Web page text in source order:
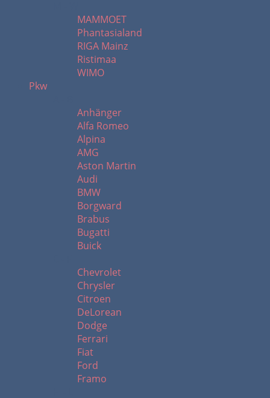
MAMMOET
Phantasialand
RIGA Mainz
Ristimaa
WIMO
Pkw
Anhänger
Alfa Romeo
Alpina
AMG
Aston Martin
Audi
BMW
Borgward
Brabus
Bugatti
Buick
Chevrolet
Chrysler
Citroen
DeLorean
Dodge
Ferrari
Fiat
Ford
Framo